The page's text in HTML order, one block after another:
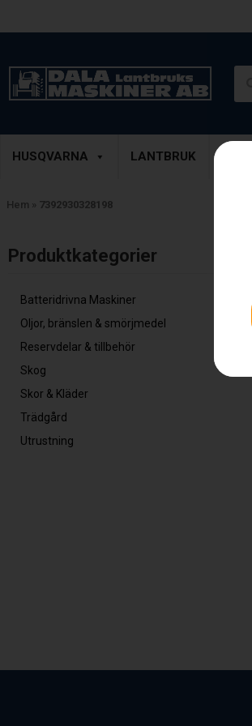
HUSQVARNA LANTBRUK
Hem » 7392930328198
Produktkategorier​
Batteridrivna Maskiner
Oljor, bränslen & smörjmedel
Reservdelar & tillbehör
Skog
Skor & Kläder
Trädgård
Utrustning